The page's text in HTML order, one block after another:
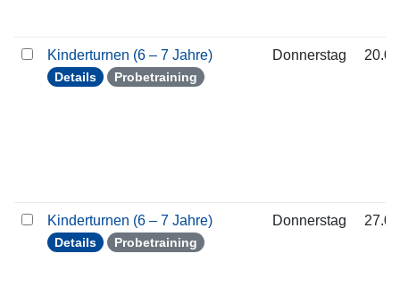
Kinderturnen (6 – 7 Jahre)
Details Probetraining
Donnerstag
Kinderturnen (6 – 7 Jahre)
Details Probetraining
Donnerstag